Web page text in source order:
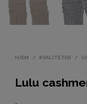
HJEM / KVALITETER /
Lulu